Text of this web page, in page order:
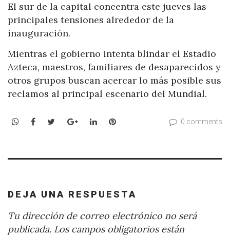
El sur de la capital concentra este jueves las
principales tensiones alrededor de la
inauguración.
Mientras el gobierno intenta blindar el Estadio
Azteca, maestros, familiares de desaparecidos y
otros grupos buscan acercar lo más posible sus
reclamos al principal escenario del Mundial.
WhatsApp
Facebook
TwitterGoogle+LinkedInPinterest 0 comments
DEJA UNA RESPUESTA
Tu dirección de correo electrónico no será
publicada. Los campos obligatorios están